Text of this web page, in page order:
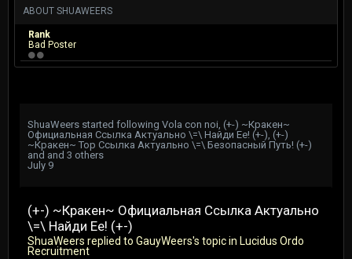
ABOUT SHUAWEERS
Rank
Bad Poster
ShuaWeers started following Vola con noi (+-) ~Кракен~
Официальная Ссылка Актуально \=\ Найди Ее! (+-) (+-)
~Кракен~ Тор Ссылка Актуально \=\ Безопасный Путь! (+-)
and and 3 others
July 9
(+-) ~Кракен~ Официальная Ссылка Актуально
\=\ Найди Ее! (+-)
ShuaWeers replied to GauyWeers's topic in Lucidus Ordo
Recruitment